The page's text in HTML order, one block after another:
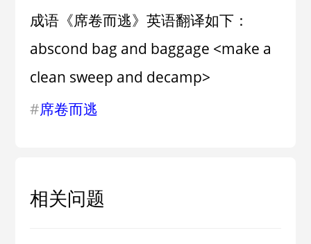
成语《席卷而逃》英语翻译如下：
abscond bag and baggage <make a
clean sweep and decamp>
#席卷而逃
相关问题